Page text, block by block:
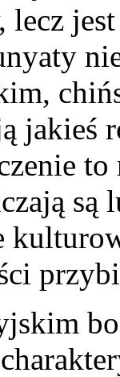
lecz
jakieś
są